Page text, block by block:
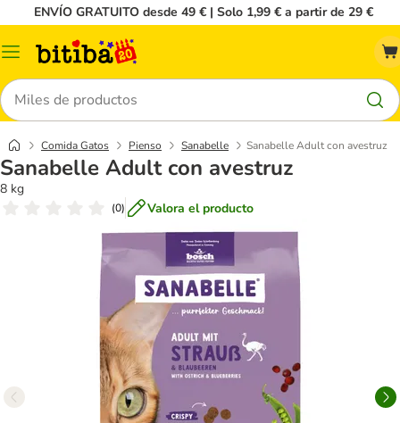
ENVÍO GRATUITO desde 49 € | Solo 1,99 € a partir de 29 €
Menú
Buscar
Comida Gatos Pienso Sanabelle Sanabelle Adult con avestruz
Sanabelle Adult con avestruz
8 kg
(0) Valora el producto